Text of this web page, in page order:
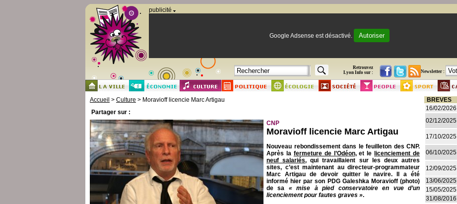
publicité
Google Adsense est désactivé. Autoriser
Retrouvez
Lyon Info sur :
Newsletter :
Accueil > Culture > Moravioff licencie Marc Artigau
Partager sur :
CNP
Moravioff licencie Marc Artigau
Nouveau rebondissement dans le feuilleton des CNP.
Après la fermeture de l’Odéon, et le licenciement de
neuf salariés, qui travaillaient sur les deux autres
sites, c’est maintenant au directeur-programmateur
Marc Artigau de devoir quitter le navire. Il a été
informé hier par son PDG Galeshka Moravioff (photo)
de sa « mise à pied conservatoire en vue d’un
licenciement pour fautes graves ».
BREVES
16/02/2026
02/12/2025
17/10/2025
06/10/2025
12/09/2025
13/06/2025
15/05/2025
31/08/2016
Panneau de gestion des cookies